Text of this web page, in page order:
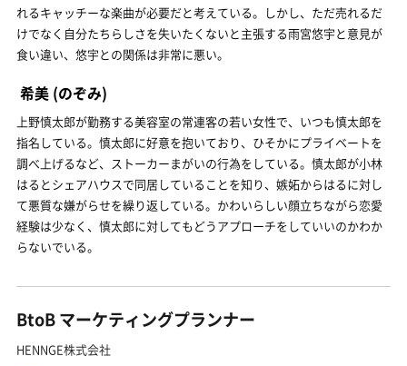
れるキャッチーな楽曲が必要だと考えている。しかし、ただ売れるだ
けでなく自分たちらしさを失いたくないと主張する雨宮悠宇と意見が
食い違い、悠宇との関係は非常に悪い。
希美 (のぞみ)
上野慎太郎が勤務する美容室の常連客の若い女性で、いつも慎太郎を
指名している。慎太郎に好意を抱いており、ひそかにプライベートを
調べ上げるなど、ストーカーまがいの行為をしている。慎太郎が小林
はるとシェアハウスで同居していることを知り、嫉妬からはるに対し
て悪質な嫌がらせを繰り返している。かわいらしい顔立ちながら恋愛
経験は少なく、慎太郎に対してもどうアプローチをしていいのかわか
らないでいる。
BtoB マーケティングプランナー
HENNGE株式会社